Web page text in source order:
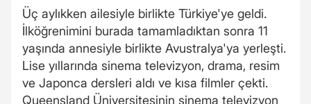
Üç aylıkken ailesiyle birlikte Türkiye'ye geldi.
İlköğrenimini burada tamamladıktan sonra 11
yaşında annesiyle birlikte Avustralya'ya yerleşti.
Lise yıllarında sinema televizyon, drama, resim
ve Japonca dersleri aldı ve kısa filmler çekti.
Queensland Üniversitesinin sinema televizyon